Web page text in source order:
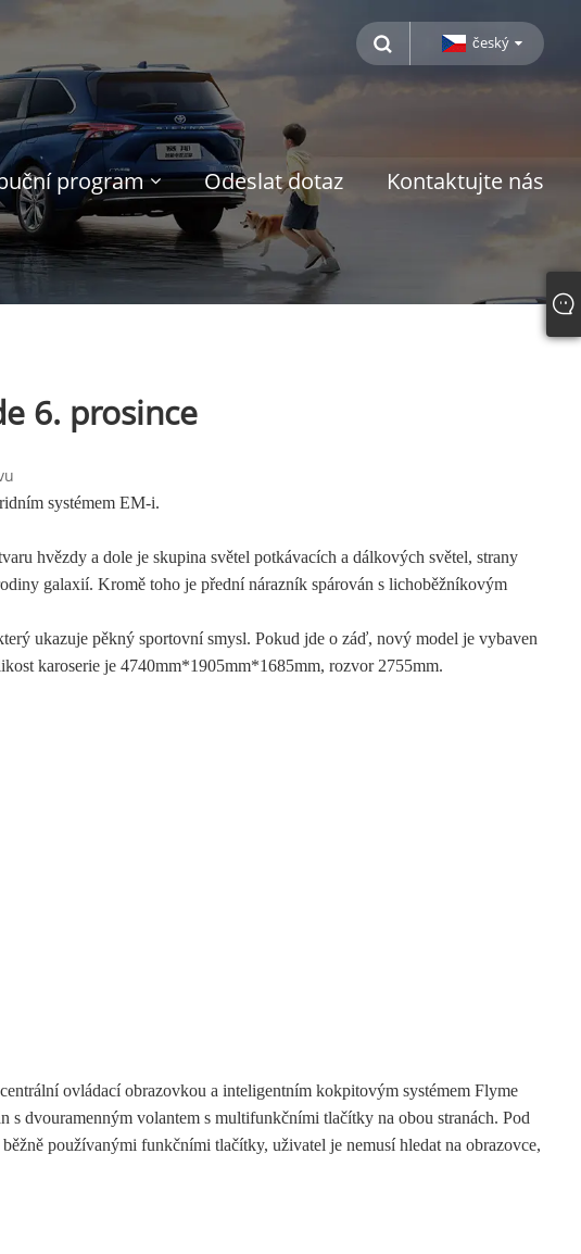
český
program Odeslat dotaz Kontaktujte nás
6. prosince
systémem EM-i.
hvězdy a dole je skupina světel potkávacích a dálkových světel, strany
galaxií. Kromě toho je přední nárazník spárován s lichoběžníkovým
ukazuje pěkný sportovní smysl. Pokud jde o záď, nový model je vybaven
karoserie je 4740mm*1905mm*1685mm, rozvor 2755mm.
ovládací obrazovkou a inteligentním kokpitovým systémem Flyme
dvouramenným volantem s multifunkčními tlačítky na obou stranách. Pod
používanými funkčními tlačítky, uživatel je nemusí hledat na obrazovce,